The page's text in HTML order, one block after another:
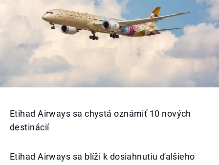
Etihad Airways sa chystá oznámiť 10 nových
destinácií
Etihad Airways sa blíži k dosiahnutiu ďalšieho